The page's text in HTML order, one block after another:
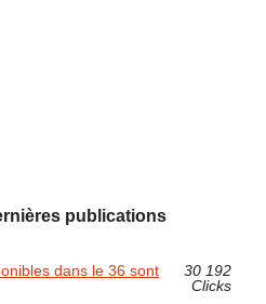
publications
dans le 36 sont
30 192
Clicks